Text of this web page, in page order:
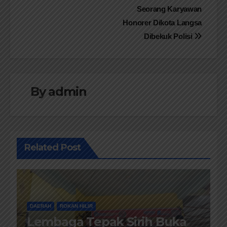
Seorang Karyawan
Honorer Dikota Langsa
Dibekuk Polisi
Byadmin
Related Post
DAERAH ROKAN HILIR
Lembaga Tepak Sirih Buka